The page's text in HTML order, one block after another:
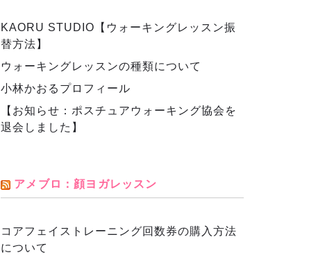
KAORU STUDIO【ウォーキングレッスン振
替方法】
ウォーキングレッスンの種類について
小林かおるプロフィール
【お知らせ：ポスチュアウォーキング協会を
退会しました】
アメブロ：顔ヨガレッスン
コアフェイストレーニング回数券の購入方法
について